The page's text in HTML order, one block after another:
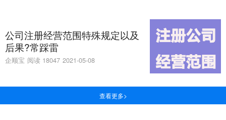
公司注册经营范围特殊规定以及
后果?常踩雷
企顺宝 阅读 18047 2021-05-08
查看更多>